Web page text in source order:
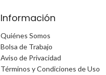
Información
Quiénes Somos
Bolsa de Trabajo
Aviso de Privacidad
Términos y Condiciones de Uso